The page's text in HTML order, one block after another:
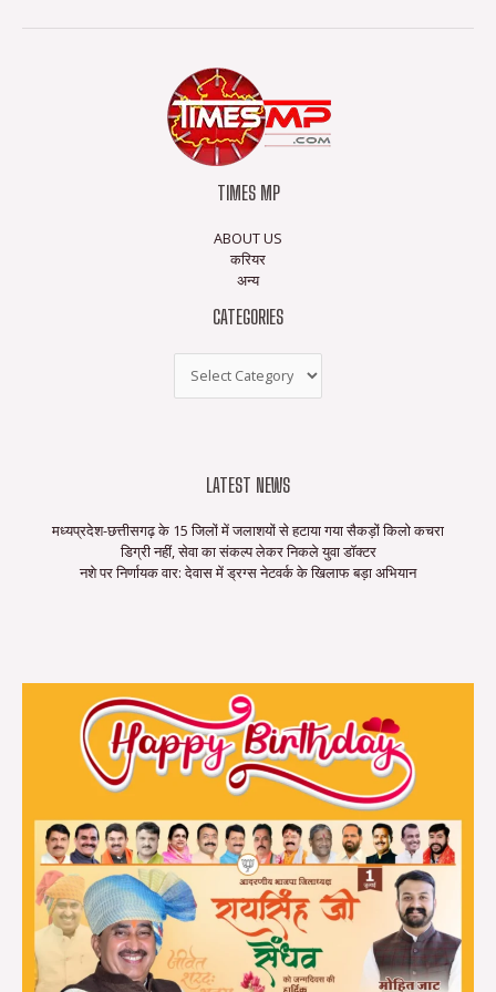
TIMES MP
ABOUT US
करियर
अन्य
CATEGORIES
LATEST NEWS
मध्यप्रदेश-छत्तीसगढ़ के 15 जिलों में जलाशयों से हटाया गया सैकड़ों किलो कचरा
डिग्री नहीं, सेवा का संकल्प लेकर निकले युवा डॉक्टर
नशे पर निर्णायक वार: देवास में ड्रग्स नेटवर्क के खिलाफ बड़ा अभियान